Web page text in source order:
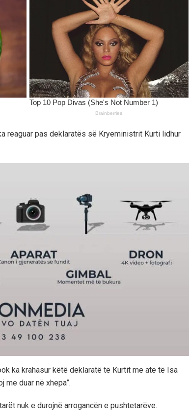
reaguar pas deklaratës së Kryeministrit Kurti lidhur
ka krahasur këtë deklaratë të Kurtit me atë të Isa
duar në xhepa”.
nuk e durojnë arrogancën e pushtetarëve.